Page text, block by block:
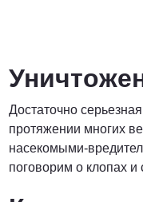
Достаточно
протяжении многих
насекомыми-
поговорим о клопах и